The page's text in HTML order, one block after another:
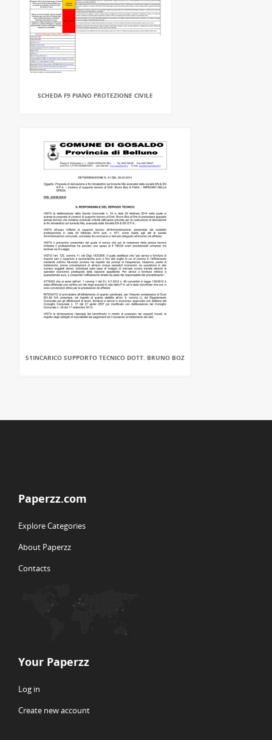
SCHEDA F9 PIANO PROTEZIONE CIVILE
51INCARICO SUPPORTO TECNICO DOTT. BRUNO BOZ
Paperzz.com
Explore Categories
About Paperzz
Contacts
Your Paperzz
Log in
Create new account